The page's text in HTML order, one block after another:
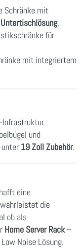
Schränke mit
Untertischlösung.
für
mit integriertem
und
unter 19 Zoll Zubehör.
eine
die
ob als
Home Server Rack–
Noise Lösung.